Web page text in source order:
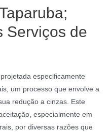
Serviços de
especificamente
um processo que envolve a
redução a cinzas. Este
especialmente em
por diversas razões que